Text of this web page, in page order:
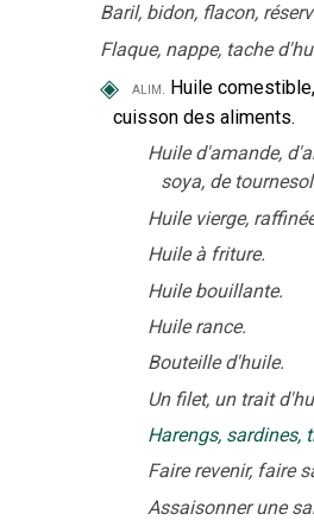
Baril, bidon, flacon,
Flaque, nappe, tache
◈ alim. Huile
cuisson des aliments.
Huile d'amande,
soya, de
Huile vierge,
Huile à friture.
Huile bouillante.
Huile rance.
Bouteille d'huile.
Un filet, un trait
Harengs, sardines,
Faire revenir, faire
Assaisonner une